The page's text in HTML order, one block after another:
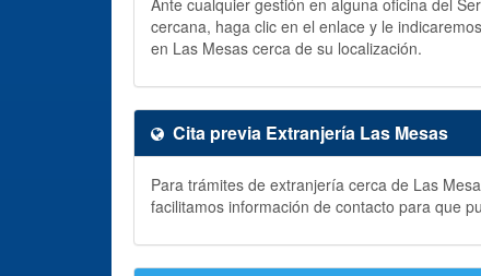
cercana, haga clic en el enlace y le
en Las Mesas cerca de su localización.
Cita previa Extranjería Las Mesas
Para trámites de extranjería cerca de Las
facilitamos información de contacto para que